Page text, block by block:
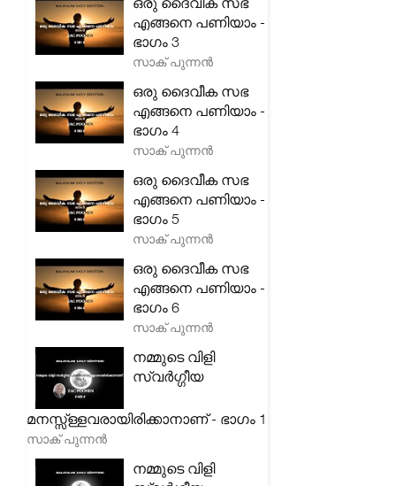
എങ്ങനെ പണിയാം -
ഭാഗം 3
സാക് പുന്നൻ
ഒരു ദൈവീക സഭ
എങ്ങനെ പണിയാം -
ഭാഗം 4
സാക് പുന്നൻ
ഒരു ദൈവീക സഭ
എങ്ങനെ പണിയാം -
ഭാഗം 5
സാക് പുന്നൻ
ഒരു ദൈവീക സഭ
എങ്ങനെ പണിയാം -
ഭാഗം 6
സാക് പുന്നൻ
നമ്മുടെ വിളി
സ്വർഗ്ഗീയ
മനസ്സ്ള്ളവരായിരിക്കാനാണ് - ഭാഗം 1
സാക് പുന്നൻ
നമ്മുടെ വിളി